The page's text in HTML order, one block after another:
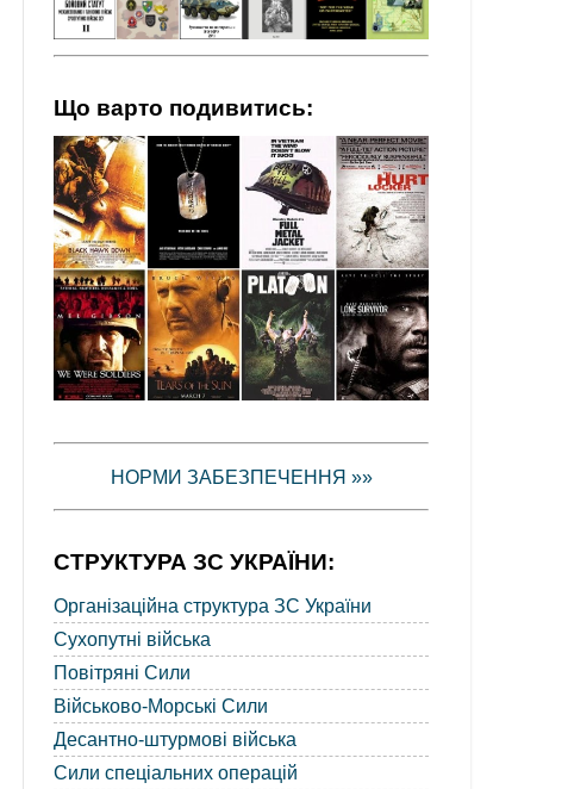
Що варто подивитись:
НОРМИ ЗАБЕЗПЕЧЕННЯ »»
СТРУКТУРА ЗС УКРАЇНИ:
Організаційна структура ЗС України
Сухопутні війська
Повітряні Сили
Військово-Морські Сили
Десантно-штурмові війська
Сили спеціальних операцій